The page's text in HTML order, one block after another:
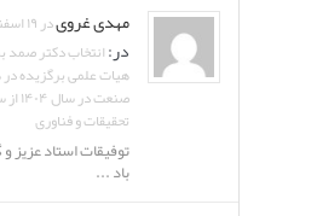
مهدی غرویدر ۱۹ اسفند
در:انتخاب دکتر صمد
هیات علمی برگزیده در
تحقیقات و فناوری
توفیقات استاد عزیز
باد ...